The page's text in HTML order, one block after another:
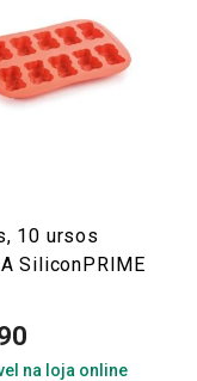
10 ursos
SiliconPRIME
na loja online